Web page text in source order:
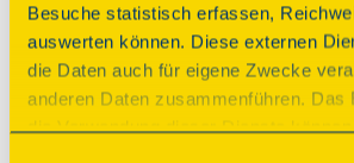
Besuche statistisch erfassen,
auswerten können. Diese externen
die Daten auch für eigene Zwecke
anderen Daten zusammenführen. Das
die Verwendung dieser Dienste